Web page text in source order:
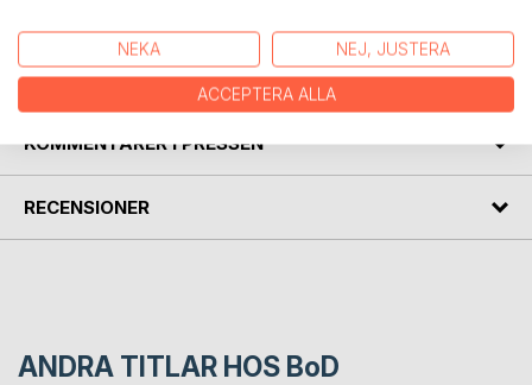
FÖRFATTARE
KOMMENTARER I PRESSEN
RECENSIONER
ANDRA TITLAR HOS BoD
NEKA NEJ, JUSTERA
ACCEPTERA ALLA